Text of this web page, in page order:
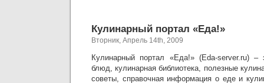
Кулинарный портал «Еда!»
Вторник, Апрель 14th, 2009
Кулинарный портал «Еда!» (Eda-server.ru) –
блюд, кулинарная библиотека, полезные
советы, справочная информация о еде и